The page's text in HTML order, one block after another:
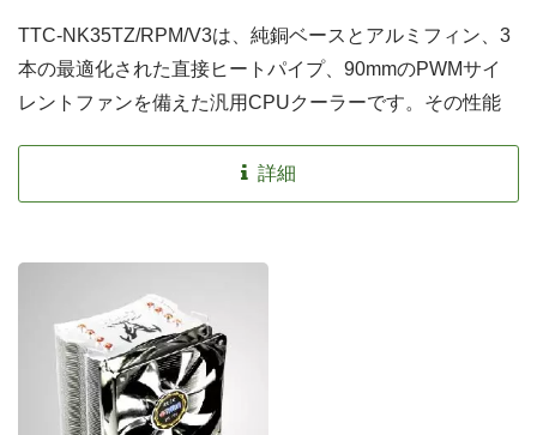
TTC-NK35TZ/RPM/V3は、純銅ベースとアルミフィン、3
本の最適化された直接ヒートパイプ、90mmのPWMサイ
レントファンを備えた汎用CPUクーラーです。その性能
えることができます。また、ツールフリーのクリップデザ
インにより、簡単な取り付けが可能です。
詳細